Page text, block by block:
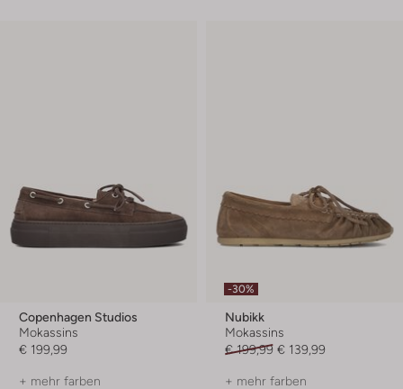
Copenhagen Studios
Mokassins
€ 199,99
+ mehr farben
-30%
Nubikk
Mokassins
€ 199,99 € 139,99
+ mehr farben